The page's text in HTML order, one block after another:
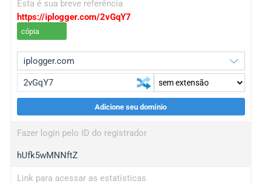
Esta é sua breve referência
https://iplogger.com/2vGqY7
cópia
wl.gl
ed.tc
Adicione seu domínio
Fazer login pelo ID do registrador
hUfk5wMNNftZ
Link para acessar as estatísticas